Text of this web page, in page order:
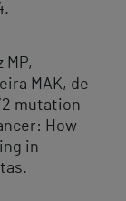
MP,
MAK, de
2 mutation
How
in